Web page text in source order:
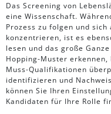
Das Screening von
eine Wissenschaft.
Prozess zu folgen und
konzentrieren, ist es
lesen und das große
Hopping-Muster
Muss-Qualifikationen
identifizieren und
können Sie Ihren
Kandidaten für Ihre Rolle